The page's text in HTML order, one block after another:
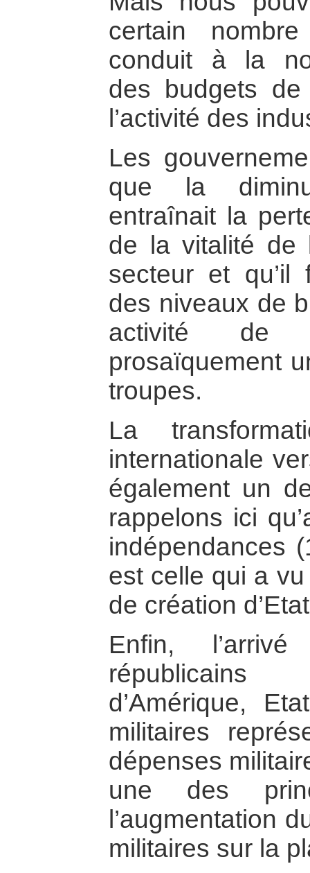
certain
conduit à la
des budgets
l’activité des
Les
que la
entraînait la
de la vitalité de
secteur et qu’il
des niveaux de
activité de
prosaïquement
troupes.
La
internationale
également un
rappelons ici
indépendances
est celle qui a
de création
Enfin,
d’Amérique,
militaires
dépenses
une des
l’augmentation
militaires sur la